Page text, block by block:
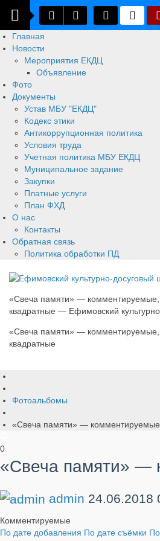
Главная
Новости
Мероприятия ЕКДЦ
Объявление
Фото
Документы
Устав МБУ "ЕКДЦ"
Кодекс этики
Антикоррупционная политика
Условия труда
Учетная политика МБУ ЕКДЦ
Муниципальное задание
Закупки
Платные услуги
План ФХД
О нас
Контакты
Обратная связь
Политика обработки ПД
«Свеча памяти» —
квадратные — Ефимовский
«Свеча памяти» —
квадратные
Фотоальбомы
«Свеча памяти» —
0
«Свеча памяти» —
admin 24.06.2018
Комментируемые
По дате добавления По дате съёмки